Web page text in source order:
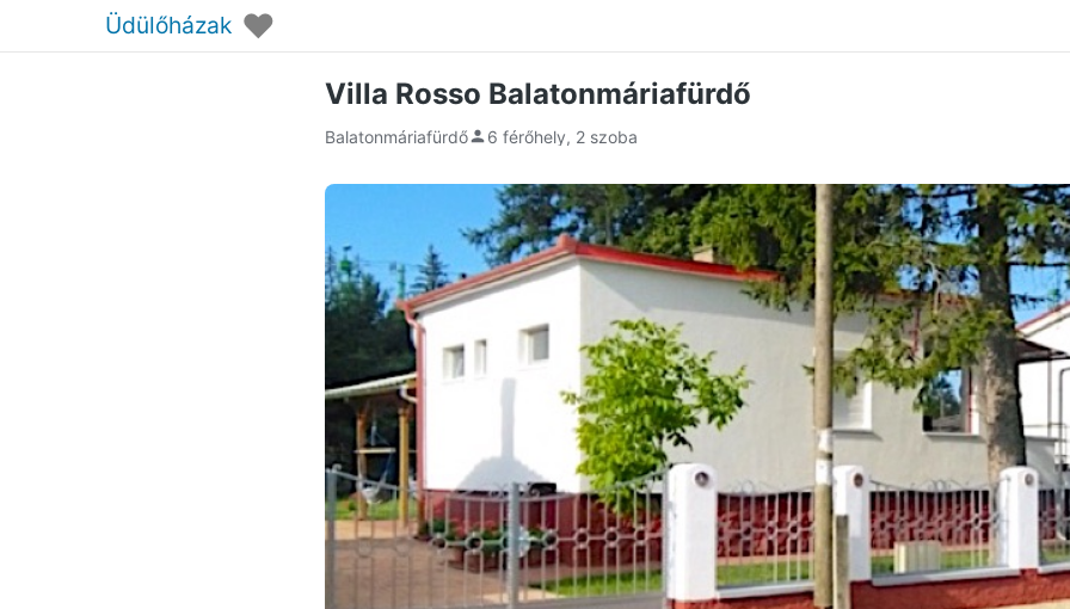
Üdülőházak ♥
Villa Rosso Balatonmáriafürdő
Balatonmáriafürdő 6 férőhely, 2 szoba